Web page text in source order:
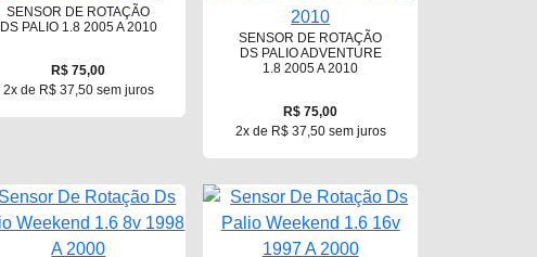
SENSOR DE ROTAÇÃO
DS PALIO 1.8 2005 A 2010
R$ 75,00
2x de R$ 37,50 sem juros
SENSOR DE ROTAÇÃO
DS PALIO ADVENTURE
1.8 2005 A 2010
R$ 75,00
2x de R$ 37,50 sem juros